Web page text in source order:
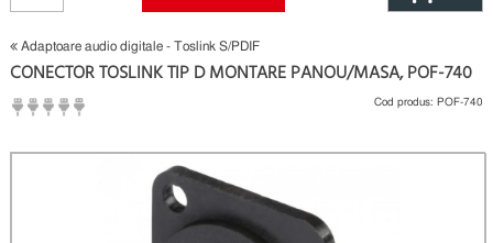
Adaptoare audio digitale - Toslink S/PDIF
CONECTOR TOSLINK TIP D MONTARE PANOU/MASA, POF-740
Fii primul care scrie un review
Cod produs: POF-740